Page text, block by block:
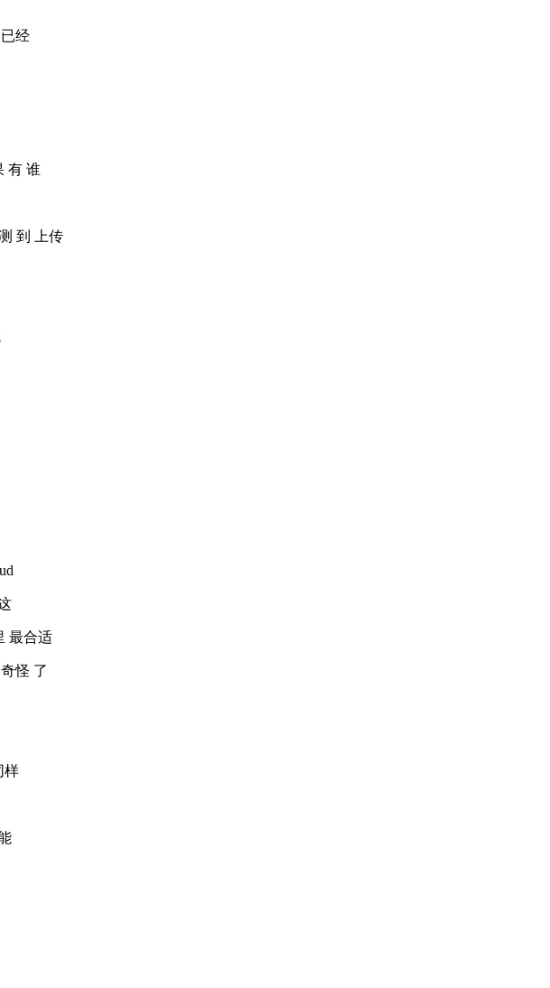
经
有 谁
到 上传
最合适
怪 了
样